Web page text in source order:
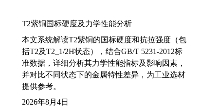
T2紫铜国标硬度及力学性能分析
本文系统解读T2紫铜的国标硬度和抗拉强度（包
括T2及T2_1/2H状态），结合GB/T 5231-2012标
准数据，详细分析其力学性能指标及影响因素，
并对比不同状态下的金属特性差异，为工业选材
提供参考。
2026年8月4日